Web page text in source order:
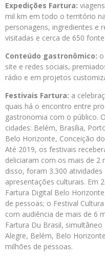
Expedições Fartura:
mil km em todo o território
personagens, ingredientes e
visitadas e cerca de 650
Conteúdo gastronômico:
site e redes sociais,
rádio e em projetos
Festivais Fartura: a
quais há o encontro entre
gastronomia com o público.
cidades: Belém, Brasília,
Belo Horizonte, Conceição
Até 2019, os festivais
deliciaram com os mais de 2
disso, foram 3.300
apresentações culturais. Em
Fartura Digital Belo
de pessoas; o Festival
com audiência de mais de 6
Fartura Du Brasil,
Alegre, Belém, Belo
milhões de pessoas.